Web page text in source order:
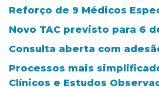
Reforço de 9 Médicos
Novo TAC previsto para 6
Consulta aberta com
Processos mais
Clínicos e Estudos